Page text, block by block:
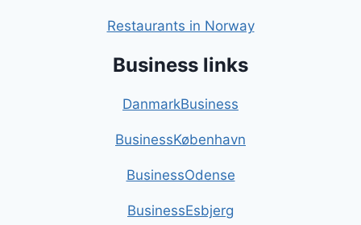
Restaurants in Norway
Business links
DanmarkBusiness
BusinessKøbenhavn
BusinessOdense
BusinessEsbjerg